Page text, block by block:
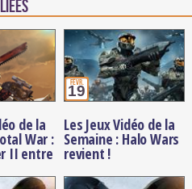
de la
War :
II entre
févr.
19
Les Jeux Vidéo de la
Semaine : Halo Wars
revient !